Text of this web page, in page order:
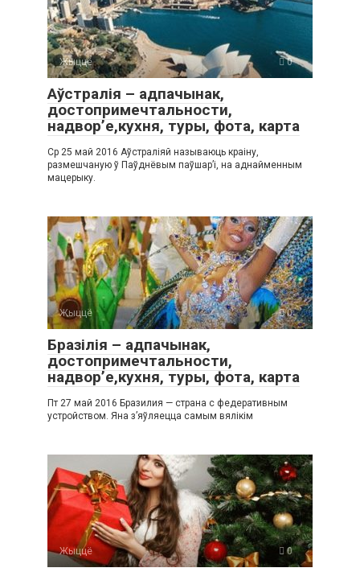
Жыццё 0
Аўстралія – ​​адпачынак,
достопримечтальности,
надвор’е,кухня, туры, фота, карта
Ср 25 май 2016 Аўстраліяй называюць краіну,
размешчаную ў Паўднёвым паўшар’і, на аднайменным
мацерыку.
Жыццё 0
Бразілія – ​​адпачынак,
достопримечтальности,
надвор’е,кухня, туры, фота, карта
Пт 27 май 2016 Бразилия — страна с федеративным
устройством. Яна з’яўляецца самым вялікім
Жыццё 0